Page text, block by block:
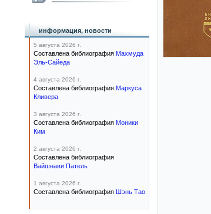
информация, новости
5 августа 2026 г.
Составлена библиография Махмуда
Эль-Сайеда
4 августа 2026 г.
Составлена библиография Маркуса
Кливера
3 августа 2026 г.
Составлена библиография Моники
Ким
2 августа 2026 г.
Составлена библиография
Вайшнави Патель
1 августа 2026 г.
Составлена библиография Шэнь Тао